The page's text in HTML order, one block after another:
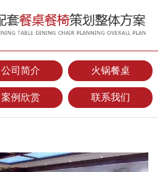
公司简介 火锅餐桌
案例欣赏 联系我们